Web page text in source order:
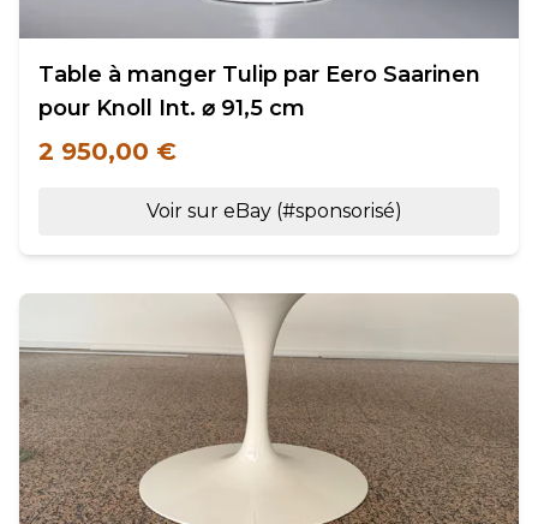
Table à manger Tulip par Eero Saarinen
pour Knoll Int. ⌀ 91,5 cm
2 950,00 €
Voir sur eBay (#sponsorisé)